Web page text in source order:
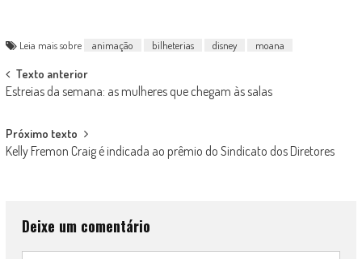
Leia mais sobre animação bilheterias disney moana
Post
navigation
Texto anterior
Estreias da semana: as mulheres que chegam às salas
Próximo texto
Kelly Fremon Craig é indicada ao prêmio do Sindicato dos Diretores
Deixe um comentário